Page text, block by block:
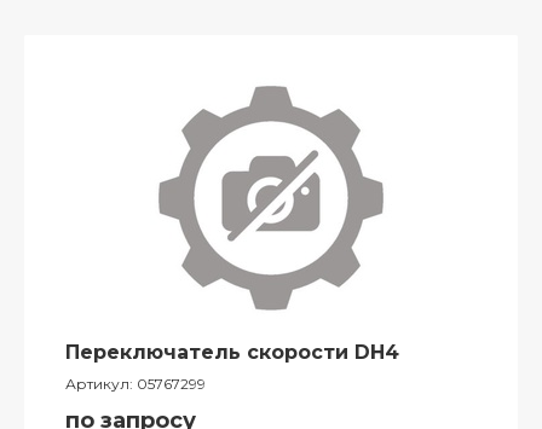
Переключатель скорости DH4
Артикул: 05767299
по запросу